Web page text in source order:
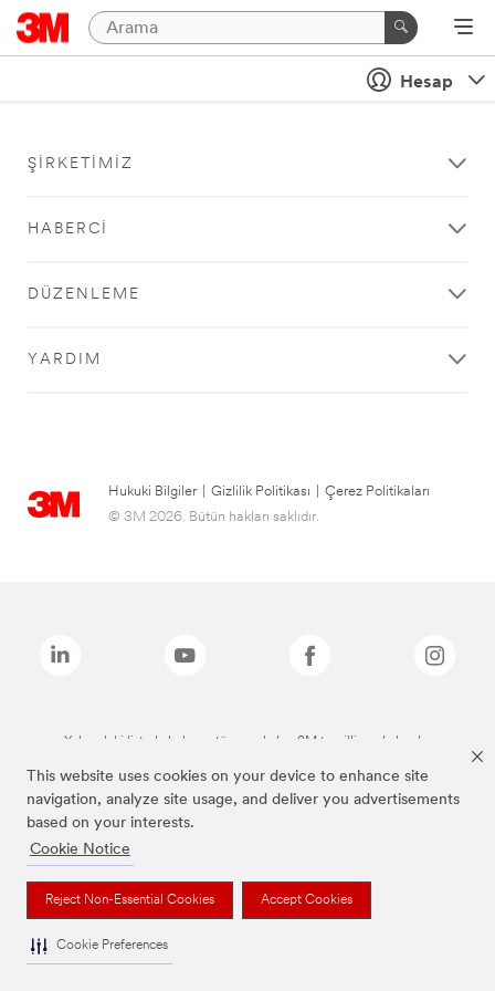
This website uses cookies on your device to enhance site
navigation, analyze site usage, and deliver you advertisements
based on your interests.
Cookie Notice
Reject Non-Essential Cookies Accept Cookies
Cookie Preferences
Hesap
ŞIRKETIMIZ
HABERCI
DÜZENLEME
YARDIM
Hukuki Bilgiler Gizlilik Politikası
Çerez Politikaları
© 3M 2026. Bütün hakları saklıdır.
Yukarıdaki listede bulunan tüm markalar, 3M tescilli markalarıdır.